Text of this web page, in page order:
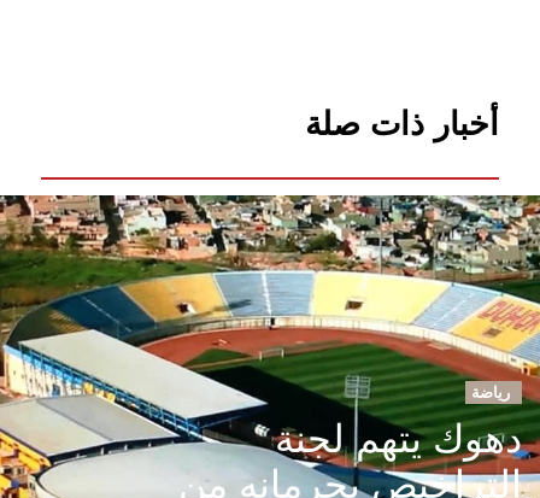
أخبار ذات صلة
رياضة
دهوك يتهم لجنة
التراخيص بحرمانه من